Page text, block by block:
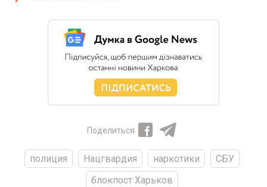
Поделиться
полиция Нацгвардия наркотики
СБУ
блокпост Харьков